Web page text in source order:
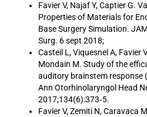
Favier V, Najaf Y, Captier G.
Properties of Materials for
Base Surgery Simulation.
Surg. 6 sept 2018;
Casteil L, Viquesnel A, Favier
Mondain M. Study of the
auditory brainstem response
Ann Otorhinolaryngol Head
2017;134(6):373‑5.
Favier V, Zemiti N, Caravaca